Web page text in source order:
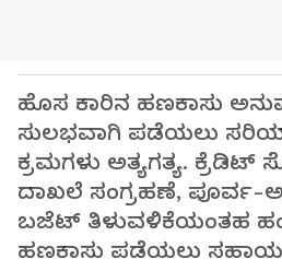
ಹೊಸ ಕಾರಿನ ಹಣಕಾಸು
ಸುಲಭವಾಗಿ ಪಡೆಯಲು
ಕ್ರಮಗಳು ಅತ್ಯಗತ್ಯ. ಕ್ರೆಡಿಟ್
ದಾಖಲೆ ಸಂಗ್ರಹಣೆ, ಪೂರ್ವ-
ಬಜೆಟ್ ತಿಳುವಳಿಕೆಯಂತಹ
ಹಣಕಾಸು ಪಡೆಯಲು ಸಹಾಯ